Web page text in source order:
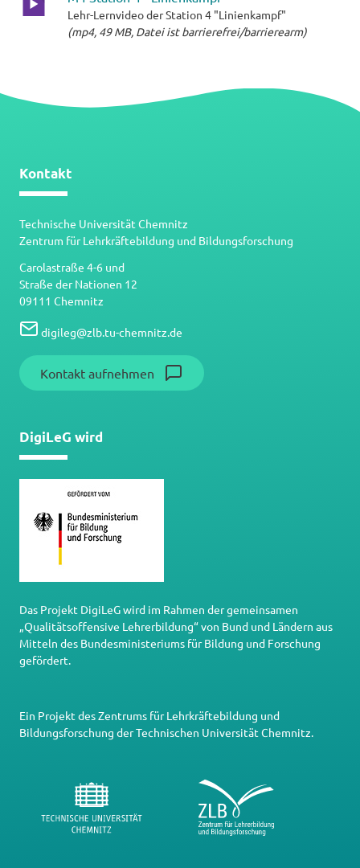
Lehr-Lernvideo der Station 4 "Linienkampf"
(mp4, 49 MB, Datei ist barrierefrei/barrierearm)
Kontakt
Technische Universität Chemnitz
Zentrum für Lehrkräftebildung und Bildungsforschung
Carolastraße 4-6 und
Straße der Nationen 12
09111 Chemnitz
digileg@zlb.tu-chemnitz.de
Kontakt aufnehmen
DigiLeG wird
Das Projekt DigiLeG wird im Rahmen der gemeinsamen
„Qualitätsoffensive Lehrerbildung“ von Bund und Ländern aus
Mitteln des Bundesministeriums für Bildung und Forschung
gefördert.
Ein Projekt desZentrums für Lehrkräftebildung und
Bildungsforschung derTechnischen Universität Chemnitz.